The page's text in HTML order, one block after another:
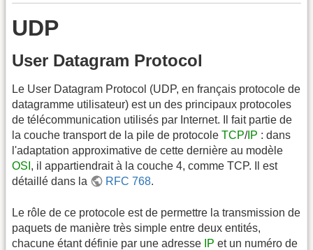
UDP
User Datagram Protocol
Le User Datagram Protocol (UDP, en français protocole de
datagramme utilisateur) est un des principaux protocoles
de télécommunication utilisés par Internet. Il fait partie de
la couche transport de la pile de protocole TCP/IP : dans
l'adaptation approximative de cette dernière au modèle
OSI , il appartiendrait à la couche 4, comme TCP. Il est
détaillé dans la
RFC 768.
Le rôle de ce protocole est de permettre la transmission de
paquets de manière très simple entre deux entités,
chacune étant définie par une adresse IP et un numéro de